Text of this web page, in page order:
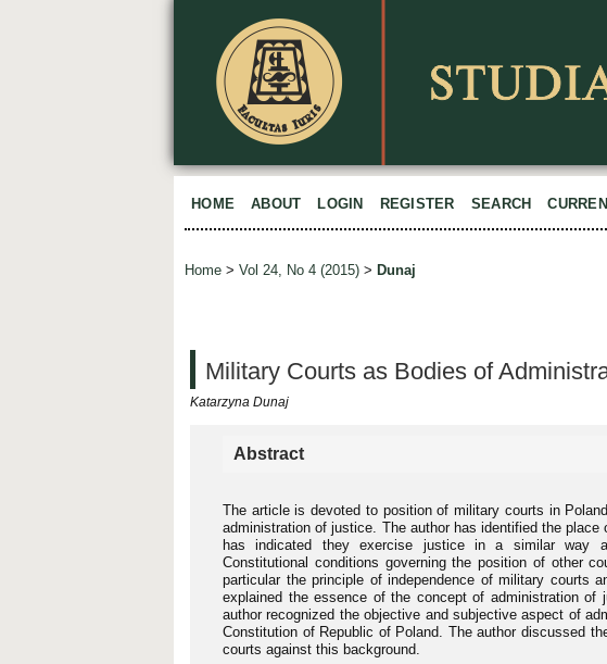
HOME ABOUT LOGIN REGISTER SEARCH
Home > Vol 24, No 4 (2015) > Dunaj
Military Courts as Bodies of
Katarzyna Dunaj
Abstract
The article is devoted to position of military courts in
administration of justice. The author has identified the
has indicated they exercise justice in a similar way
Constitutional conditions governing the position of other
particular the principle of independence of military courts
explained the essence of the concept of administration
author recognized the objective and subjective aspect of
Constitution of Republic of Poland. The author discussed
courts against this background.